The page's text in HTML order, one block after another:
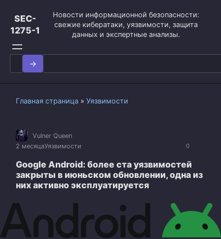
контенту
SEC-
1275-1
Новости информационной безопасности:
свежие кибератаки, уязвимости, защита
данных и экспертные анализы.
Search
for:
Главная страница » Уязвимости
0
Vulner Queen
2 месяцаУязвимости
Google Android: более ста уязвимостей
закрыты в июньском обновлении, одна из
них активно эксплуатируется